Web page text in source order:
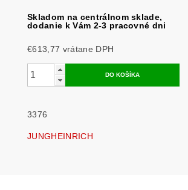
Skladom na centrálnom sklade,
dodanie k Vám 2-3 pracovné dni
€613,77 vrátane DPH
3376
JUNGHEINRICH